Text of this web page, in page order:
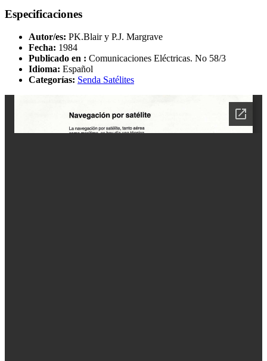
Especificaciones
Autor/es: PK.Blair y P.J. Margrave
Fecha: 1984
Publicado en : Comunicaciones Eléctricas. No 58/3
Idioma: Español
Categorías: Senda Satélites